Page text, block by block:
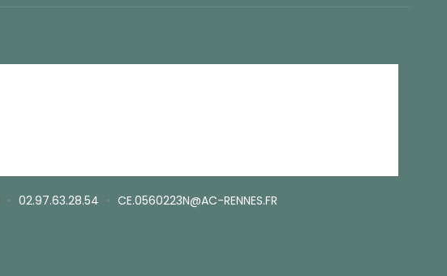
• 02.97.63.28.54 • CE.0560223N@AC-RENNES.FR